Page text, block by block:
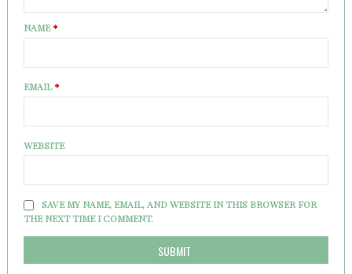
NAME*
EMAIL*
WEBSITE
SAVE MY NAME, EMAIL, AND WEBSITE IN THIS BROWSER FOR
THE NEXT TIME I COMMENT.